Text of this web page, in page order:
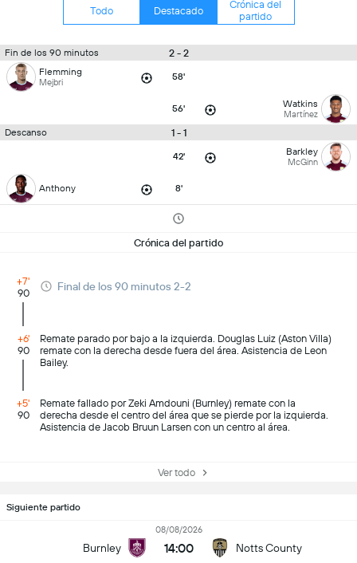
Todo Destacado
Crónica del
partido
Fin de los 90 minutos 2 - 2
Flemming
Mejbri 58'
56' Watkins
Martínez
Descanso 1 - 1
42' Barkley
McGinn
Anthony 8'
Crónica del partido
+7'
90
Final de los 90 minutos 2-2
+6'
90
Remate parado por bajo a la izquierda. Douglas Luiz (Aston Villa)
remate con la derecha desde fuera del área. Asistencia de Leon
Bailey.
+5'
90
Remate fallado por Zeki Amdouni (Burnley) remate con la
derecha desde el centro del área que se pierde por la izquierda.
Asistencia de Jacob Bruun Larsen con un centro al área.
Ver todo
Siguiente partido
Burnley
08/08/2026
14:00 Notts County